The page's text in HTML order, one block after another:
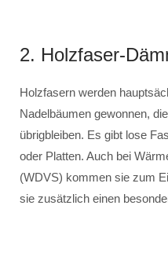
2. Holzfaser-
Holzfasern werden
Nadelbäumen gewonnen,
übrigbleiben. Es gibt lose
oder Platten. Auch bei
(WDVS) kommen sie zum
sie zusätzlich einen